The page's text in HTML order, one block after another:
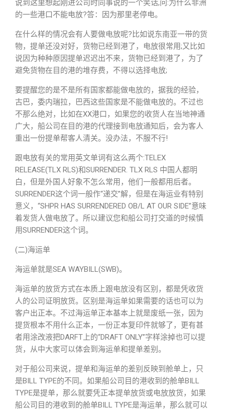
说到这里想起刚进公司时同事说的一个笑话,问:为什么非洲
的一些港口不能电放?答：因为那里老停电。
在什么样的情况会有人要做电放呢?比如说东南亚一带的货
物，提单还没对好，货物已经到港了，电放很常用;又比如
说因为种种原因提单迟迟出不来，货物已经到港了，为了
避免货物在目的港的堆存费，不得以选择电放;
要提醒您的是不是所有国家都能做电放的，据我的经验，
古巴，委内瑞拉，巴西这些国家是不能做电放的。不过也
不那么绝对，比如在XX港口，如果您的收货人在当地神通
广大，船公司在目的港的代理接到电放通知后，会为客人
重出一份提单帮客人清关。没办法，不服不行!
跟电放有关的常用英文单词有这么两个:TELEX
RELEASE(TLX RLS)和SURRENDER. TLX RLS 中国人都明
白，但是外国人好象不怎么常用，他们一般都用后者。
SURRENDER这个词一般作“递交”解，但是在海运业有特别
意义，“SHPR HAS SURRENDERED OB/L AT OUR SIDE”意味
着发货人做电放了。所以建议您和船公司打交道的时候慎
用SURRENDER这个词。
(二)海运单
海运单就是SEA WAYBILL(SWB)。
海运单的放货方式在本质上跟电放没有区别，都是凭收货
人的公司证明放货。区别是海运单如果需要的话也可以为
客户出正本。不过海运单正本基本上就是废纸一张，因为
提货根本不用什么正本，一份正本复印件就够了，更有甚
者用涂改液把DARFT上的“DRAFT ONLY”字样涂掉也可以提
货，从中大家可以体会到海运单和提单差别。
对于船公司来说，提单和海运单的差别反映到舱单上，只
是BILL TYPE的不同。如果船公司目的港收到的舱单BILL
TYPE是提单，那么就要凭正本提单放货或电放放货，如果
船公司目的港收到的舱单BILL TYPE是海运单，那么就可以